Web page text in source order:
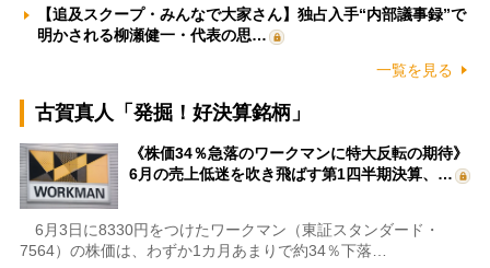
【追及スクープ・みんなで大家さん】独占入手“内部議事録”で
明かされる柳瀬健一・代表の思…
一覧を見る
古賀真人「発掘！好決算銘柄」
《株価34％急落のワークマンに特大反転の期待》
6月の売上低迷を吹き飛ばす第1四半期決算、…
6月3日に8330円をつけたワークマン（東証スタンダード・
7564）の株価は、わずか1カ月あまりで約34％下落…